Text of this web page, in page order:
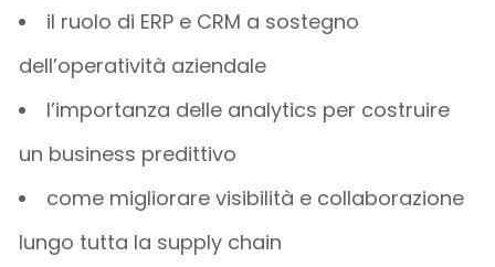
il ruolo di ERP e CRM a sostegno
dell’operatività aziendale
l’importanza delle analytics per costruire
un business predittivo
come migliorare visibilità e collaborazione
lungo tutta la supply chain